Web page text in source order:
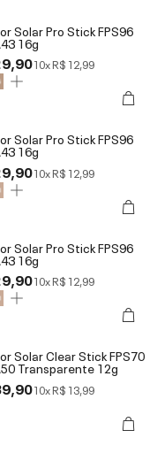
Solar Pro Stick FPS96
16g
10xR$ 12,99
Solar Pro Stick FPS96
16g
10xR$ 12,99
Solar Pro Stick FPS96
16g
10xR$ 12,99
Solar Clear Stick FPS70
Transparente 12g
10xR$ 13,99